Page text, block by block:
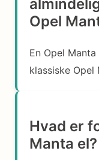
Opel
En Opel
klassiske Opel
Hvad er
Manta el?